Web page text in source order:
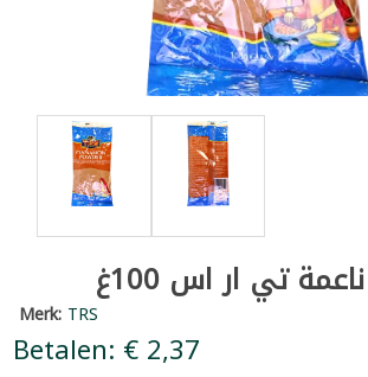
تي ار اس 100غ
Merk: TRS
Betalen: € 2,37